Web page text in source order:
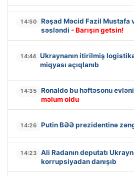
14:50
Rəşad Məcid Fazil Mustafa
səsləndi - Barışın getsin!
14:44 Ukraynanın itirilmiş
miqyası açıqlanıb
14:35 Ronaldo bu həftəsonu
məlum oldu
14:26 Putin BƏƏ prezidentinə
14:23
Ali Radanın deputatı
korrupsiyadan danışıb